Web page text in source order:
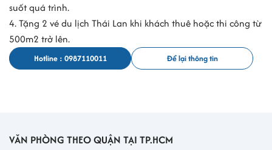
Đông được hưởng lợi từ quá trình chỉnh trang đô thị và phát triển
các khu dân cư mới; còn Phú Định nổi bật với lợi thế kết nối khu Tây
TP.HCM và chi phí thuê cạnh tranh.
Bảng so sánh và phân bổ văn phòng tại
Tiêu chí
Phường Chánh
Hưng
Đông
suốt quá trình.
4. Tặng 2 vé du lịch Thái Lan khi khách thuê hoặc thi công từ
500m2 trở lên.
Hotline : 0987110011 Để lại thông tin
VĂN PHÒNG THEO QUẬN TẠI TP.HCM